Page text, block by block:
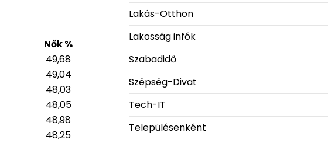
Nők %
49,68
49,04
48,03
48,05
48,98
48,25
Lakás-Otthon
Lakosság infók
Szabadidő
Szépség-Divat
Tech-IT
Településenként